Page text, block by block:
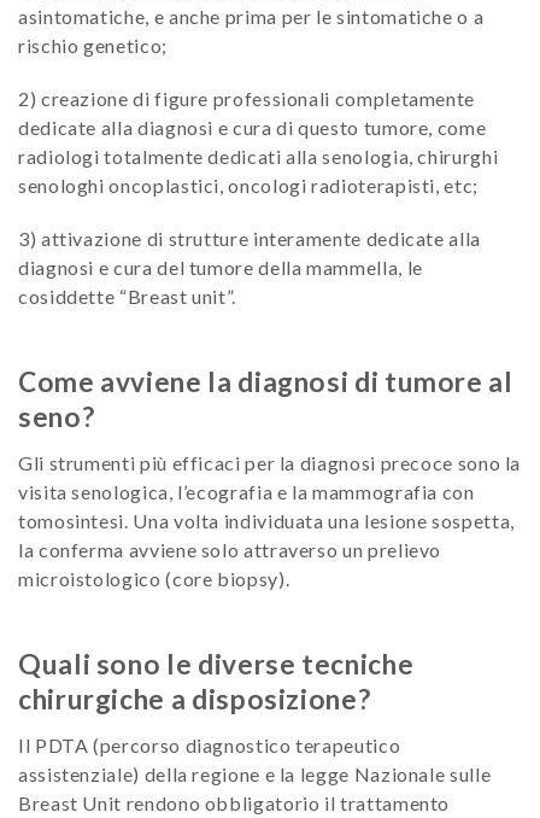
asintomatiche, e anche prima per le sintomatiche o a
rischio genetico;
2) creazione di figure professionali completamente
dedicate alla diagnosi e cura di questo tumore, come
radiologi totalmente dedicati alla senologia, chirurghi
senologhi oncoplastici, oncologi radioterapisti, etc;
3) attivazione di strutture interamente dedicate alla
diagnosi e cura del tumore della mammella, le
cosiddette “Breast unit”.
Come avviene la diagnosi di tumore al
seno?
Gli strumenti più efficaci per la diagnosi precoce sono la
visita senologica, l’ecografia e la mammografia con
tomosintesi. Una volta individuata una lesione sospetta,
la conferma avviene solo attraverso un prelievo
microistologico (core biopsy).
Quali sono le diverse tecniche
chirurgiche a disposizione?
Il PDTA (percorso diagnostico terapeutico
assistenziale) della regione e la legge Nazionale sulle
Breast Unit rendono obbligatorio il trattamento